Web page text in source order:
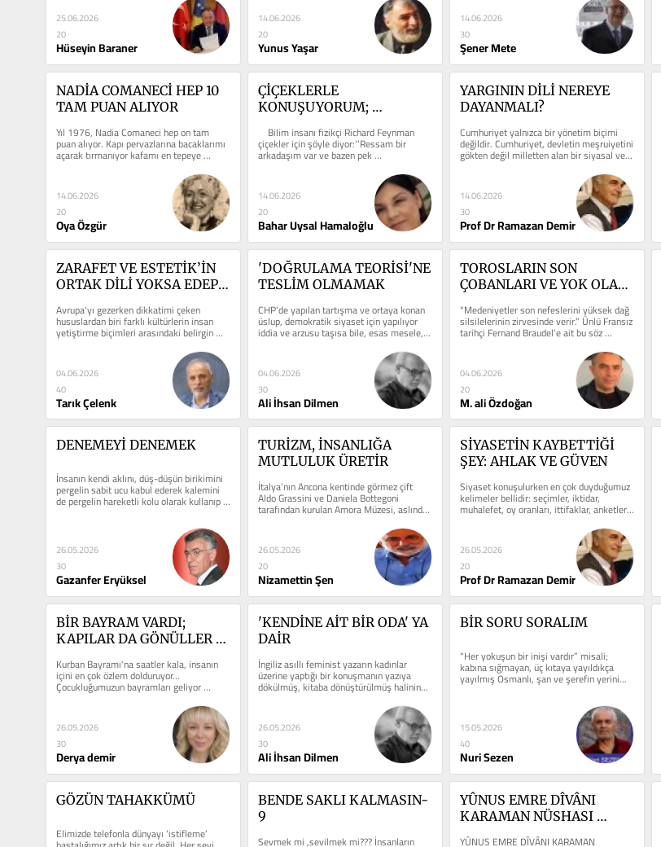
25.06.2026
20
Hüseyin Baraner
14.06.2026
20
Yunus Yaşar
14.06.2026
30
Şener Mete
NADİA COMANECİ HEP 10
TAM PUAN ALIYOR
Yıl 1976, Nadia Comaneci hep on tam
puan alıyor. Kapı pervazlarına bacaklarımı
açarak tırmanıyor kafamı en tepeye
değdirir değdirmez...
14.06.2026
20
Oya Özgür
ÇİÇEKLERLE
KONUŞUYORUM;
Bilim insanı fizikçi Richard Feynman
çiçekler için şöyle diyor:‘’Ressam bir
arkadaşım var ve bazen pek
katılmadığım...
14.06.2026
20
Bahar Uysal Hamaloğlu
YARGININ DİLİ NEREYE
DAYANMALI?
Cumhuriyet yalnızca bir yönetim biçimi
değildir. Cumhuriyet, devletin meşruiyetini
gökten değil milletten alan bir siyasal ve
hukuksal...
14.06.2026
30
Prof Dr Ramazan Demir
ZARAFET VE ESTETİK’İN
ORTAK DİLİ YOKSA EDEP
Avrupa'yı gezerken dikkatimi çeken
hususlardan biri farklı kültürlerin insan
yetiştirme biçimleri arasındaki belirgin
farklar oldu....
04.06.2026
40
Tarık Çelenk
'DOĞRULAMA TEORİSİ'NE
TESLİM OLMAMAK
CHP'de yapılan tartışma ve ortaya konan
üslup, demokratik siyaset için yapılıyor
iddia ve arzusu taşısa bile, esas mesele,
04.06.2026
30
Ali İhsan Dilmen
TOROSLARIN SON
ÇOBANLARI VE YOK OLAN
“Medeniyetler son nefeslerini yüksek dağ
silsilelerinin zirvesinde verir.” Ünlü Fransız
tarihçi Fernand Braudel'e ait bu söz
aslında...
04.06.2026
20
M. ali Özdoğan
DENEMEYİ DENEMEK
İnsanın kendi aklını, düş-düşün birikimini
pergelin sabit ucu kabul ederek kalemini
de pergelin hareketli kolu olarak kullanıp
kendini...
26.05.2026
30
Gazanfer Eryüksel
TURİZM, İNSANLIĞA
MUTLULUK ÜRETİR
İtalya’nın Ancona kentinde görmez çift
Aldo Grassini ve Daniela Bottegoni
tarafından kurulan Amora Müzesi, aslında
26.05.2026
20
Nizamettin Şen
SİYASETİN KAYBETTİĞİ
ŞEY: AHLAK VE GÜVEN
Siyaset konuşulurken en çok duyduğumuz
kelimeler bellidir: seçimler, iktidar,
muhalefet, oy oranları, ittifaklar, anketler…
Fakat bütün bu...
26.05.2026
20
Prof Dr Ramazan Demir
BİR BAYRAM VARDI;
KAPILAR DA GÖNÜLLER
Kurban Bayramı'na saatler kala, insanın
içini en çok özlem dolduruyor…
Çocukluğumuzun bayramları geliyor
aklımıza… Şimdiki gibi...
26.05.2026
30
Derya demir
'KENDİNE AİT BİR ODA' YA
DAİR
İngiliz asıllı feminist yazarın kadınlar
üzerine yaptığı bir konuşmanın yazıya
dökülmüş, kitaba dönüştürülmüş halinin...
26.05.2026
30
Ali İhsan Dilmen
BİR SORU SORALIM
“Her yokuşun bir inişi vardır” misali;
kabına sığmayan, üç kıtaya yayıldıkça
yayılmış Osmanlı, şan ve şerefin yerini...
15.05.2026
40
Nuri Sezen
GÖZÜN TAHAKKÜMÜ
Elimizde telefonla dünyayı ‘istifleme’
BENDE SAKLI KALMASIN-
9
Sevmek mi ,sevilmek mi??? İnsanların
YÛNUS EMRE DÎVÂNI
KARAMAN NÜSHASI
YÛNUS EMRE DÎVÂNI KARAMAN